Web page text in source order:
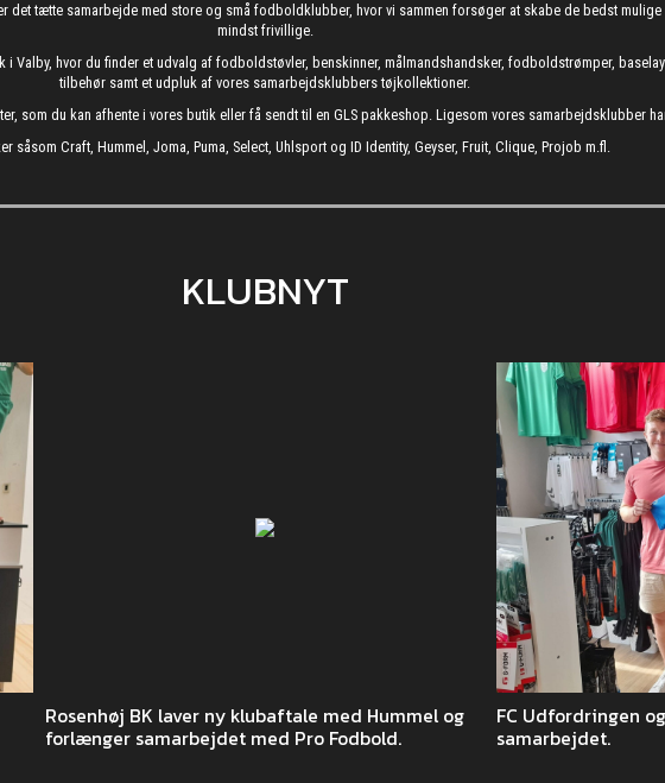
det tætte samarbejde med store og små fodboldklubber, hvor vi sammen forsøger at skabe de bedst
mindst frivillige.
Valby, hvor du finder et udvalg af fodboldstøvler, benskinner, målmandshandsker, fodboldstrømper,
tilbehør samt et udpluk af vores samarbejdsklubbers tøjkollektioner.
som du kan afhente i vores butik eller få sendt til en GLS pakkeshop. Ligesom vores samarbejdsklubber
såsom Craft, Hummel, Joma, Puma, Select, Uhlsport og ID Identity, Geyser, Fruit, Clique, Projob m.fl.
KLUBNYT
Rosenhøj BK laver ny klubaftale med Hummel og
forlænger samarbejdet med Pro Fodbold.
FC Udfordringen
samarbejdet.